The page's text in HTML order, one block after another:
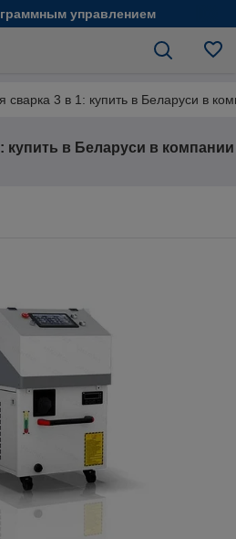
управлением
сварка 3 в 1: купить в Беларуси в
купить в Беларуси в компании